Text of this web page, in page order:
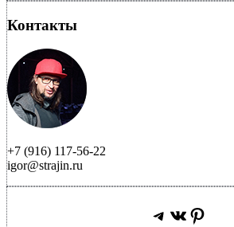
Контакты
+7 (916) 117-56-22
igor@strajin.ru
Telegram